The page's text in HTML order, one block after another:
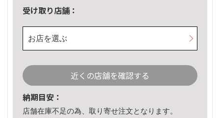
受け取り店舗：
お店を選ぶ
近くの店舗を確認する
納期目安：
店舗在庫不足の為、取り寄せ注文となります。